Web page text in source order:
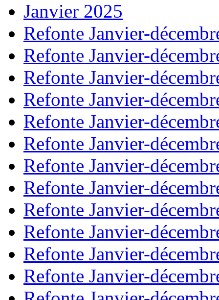
Janvier 2025
Refonte Janvier-
Refonte Janvier-
Refonte Janvier-
Refonte Janvier-
Refonte Janvier-
Refonte Janvier-
Refonte Janvier-
Refonte Janvier-
Refonte Janvier-
Refonte Janvier-
Refonte Janvier-
Refonte Janvier-